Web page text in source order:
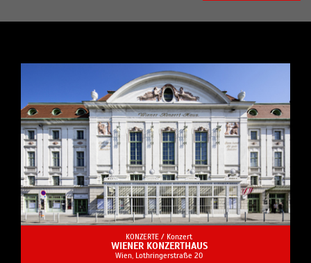
KONZERTE / Konzert
WIENER KONZERTHAUS
Wien, Lothringerstraße 20